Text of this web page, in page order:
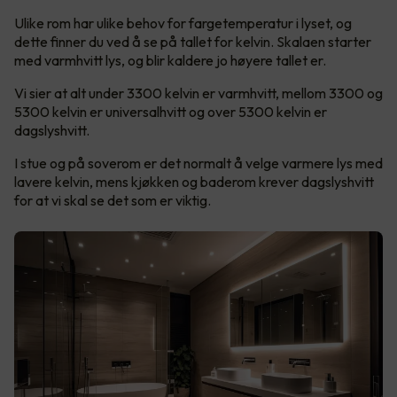
Ulike rom har ulike behov for fargetemperatur i lyset, og
dette finner du ved å se på tallet for kelvin. Skalaen starter
med varmhvitt lys, og blir kaldere jo høyere tallet er.
Vi sier at alt under 3300 kelvin er varmhvitt, mellom 3300 og
5300 kelvin er universalhvitt og over 5300 kelvin er
dagslyshvitt.
I stue og på soverom er det normalt å velge varmere lys med
lavere kelvin, mens kjøkken og baderom krever dagslyshvitt
for at vi skal se det som er viktig.